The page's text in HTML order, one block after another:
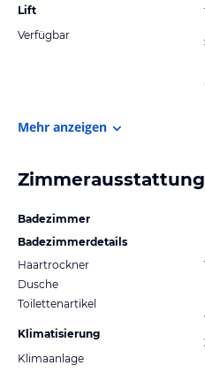
Lift
Verfügbar
Mehr anzeigen
Zimmerausstattung
Badezimmer
Badezimmerdetails
Haartrockner
Dusche
Toilettenartikel
Klimatisierung
Klimaanlage